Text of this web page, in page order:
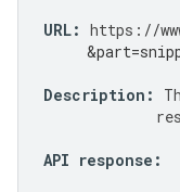
URL: https : //
Description :
API response :